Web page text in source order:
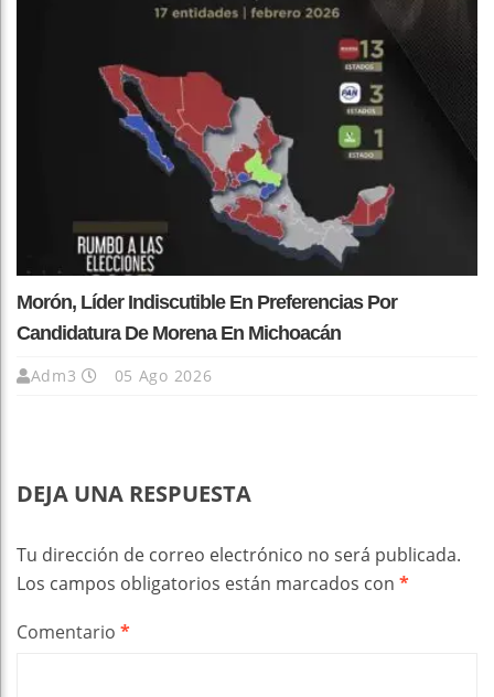
Morón, Líder Indiscutible En Preferencias Por
Candidatura De Morena En Michoacán
Adm3 05 Ago 2026
DEJA UNA RESPUESTA
Tu dirección de correo electrónico no será publicada.
Los campos obligatorios están marcados con *
Comentario *